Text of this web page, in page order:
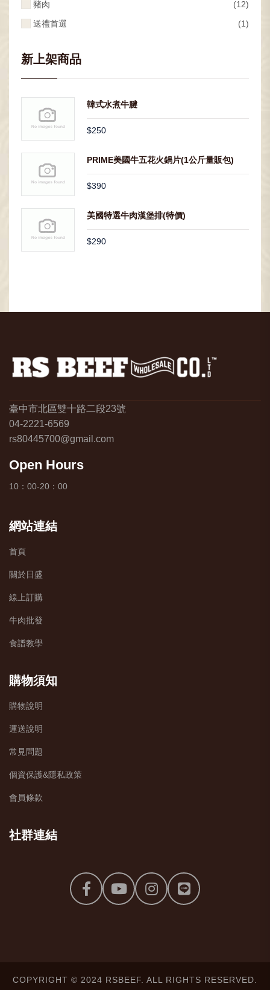
豬肉
(12)
送禮首選
(1)
新上架商品
韓式水煮牛腱
$250
PRIME美國牛五花火鍋片(1公斤量販包)
$390
美國特選牛肉漢堡排(特價)
$290
臺中市北區雙十路二段23號
04-2221-6569
rs80445700@gmail.com
Open Hours
10：00-20：00
網站連結
首頁
關於日盛
線上訂購
牛肉批發
食譜教學
購物須知
購物說明
運送說明
常見問題
個資保護&隱私政策
會員條款
社群連結
COPYRIGHT © 2024 RSBEEF. ALL RIGHTS RESERVED.